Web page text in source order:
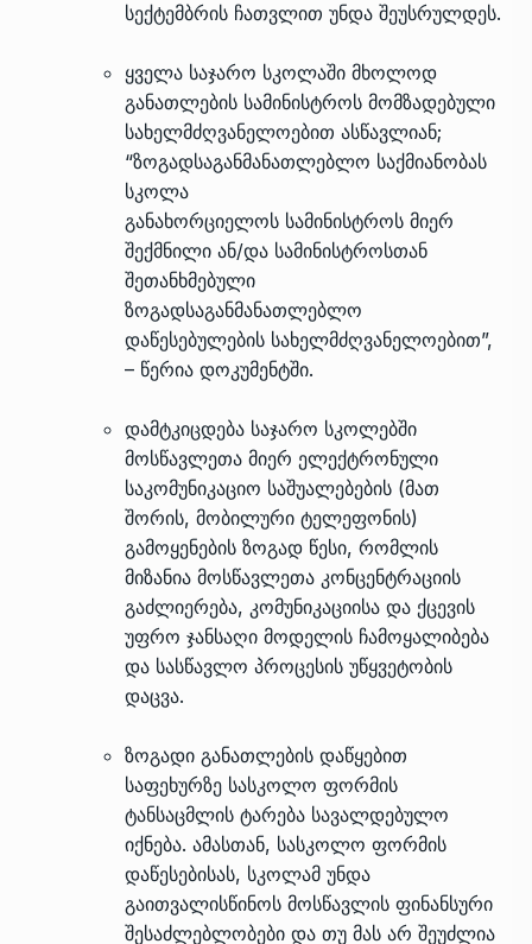
სექტემბრის ჩათვლით უნდა შეუსრულდეს.
ყველა საჯარო სკოლაში მხოლოდ
განათლების სამინისტროს მომზადებული
სახელმძღვანელოებით ასწავლიან;
“ზოგადსაგანმანათლებლო საქმიანობას
სკოლა
განახორციელოს სამინისტროს მიერ
შექმნილი ან/და სამინისტროსთან
შეთანხმებული
ზოგადსაგანმანათლებლო
დაწესებულების სახელმძღვანელოებით”,
– წერია დოკუმენტში.
დამტკიცდება საჯარო სკოლებში
მოსწავლეთა მიერ ელექტრონული
საკომუნიკაციო საშუალებების (მათ
შორის, მობილური ტელეფონის)
გამოყენების ზოგად წესი, რომლის
მიზანია მოსწავლეთა კონცენტრაციის
გაძლიერება, კომუნიკაციისა და ქცევის
უფრო ჯანსაღი მოდელის ჩამოყალიბება
და სასწავლო პროცესის უწყვეტობის
დაცვა.
ზოგადი განათლების დაწყებით
საფეხურზე სასკოლო ფორმის
ტანსაცმლის ტარება სავალდებულო
იქნება. ამასთან, სასკოლო ფორმის
დაწესებისას, სკოლამ უნდა
გაითვალისწინოს მოსწავლის ფინანსური
შესაძლებლობები და თუ მას არ შეუძლია